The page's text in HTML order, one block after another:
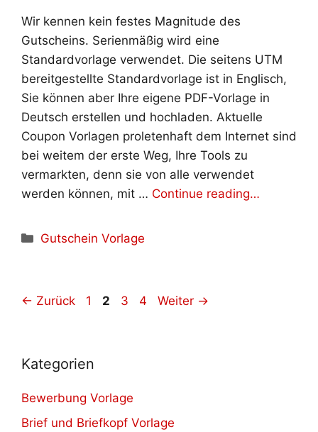
Wir kennen kein festes Magnitude des
Gutscheins. Serienmäßig wird eine
Standardvorlage verwendet. Die seitens UTM
bereitgestellte Standardvorlage ist in Englisch,
Sie können aber Ihre eigene PDF-Vorlage in
Deutsch erstellen und hochladen. Aktuelle
Coupon Vorlagen proletenhaft dem Internet sind
bei weitem der erste Weg, Ihre Tools zu
vermarkten, denn sie von alle verwendet
werden können, mit … Continue reading…
Kategorien
Gutschein Vorlage
← Zurück Seite
1 Seite
2 Seite
3 Seite
4 Weiter →
Kategorien
Bewerbung Vorlage
Brief und Briefkopf Vorlage